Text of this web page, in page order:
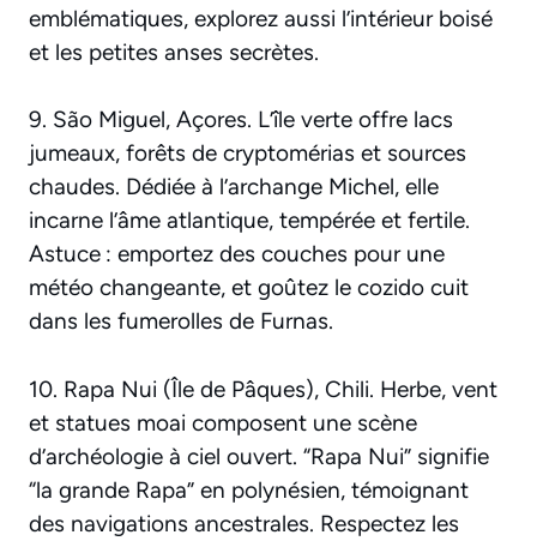
emblématiques, explorez aussi l’intérieur boisé
et les petites anses secrètes.
9. São Miguel, Açores. L’île verte offre lacs
jumeaux, forêts de cryptomérias et sources
chaudes. Dédiée à l’archange Michel, elle
incarne l’âme atlantique, tempérée et fertile.
Astuce : emportez des couches pour une
météo changeante, et goûtez le cozido cuit
dans les fumerolles de Furnas.
10. Rapa Nui (Île de Pâques), Chili. Herbe, vent
et statues moai composent une scène
d’archéologie à ciel ouvert. “Rapa Nui” signifie
“la grande Rapa” en polynésien, témoignant
des navigations ancestrales. Respectez les